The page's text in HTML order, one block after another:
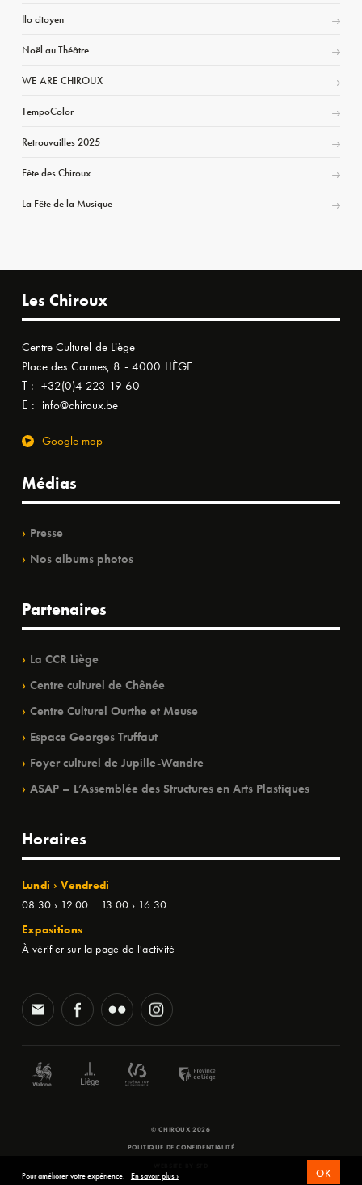
Ilo citoyen
Noël au Théâtre
WE ARE CHIROUX
TempoColor
Retrouvailles 2025
Fête des Chiroux
La Fête de la Musique
Les Chiroux
Centre Culturel de Liège
Place des Carmes, 8 - 4000 LIÈGE
T : +32(0)4 223 19 60
E : info@chiroux.be
Google map
Médias
Presse
Nos albums photos
Partenaires
La CCR Liège
Centre culturel de Chênée
Centre Culturel Ourthe et Meuse
Espace Georges Truffaut
Foyer culturel de Jupille-Wandre
ASAP – L’Assemblée des Structures en Arts Plastiques
Horaires
Lundi › Vendredi
08:30 › 12:00 | 13:00 › 16:30
Expositions
À vérifier sur la page de l'activité
© CHIROUX 2026
POLITIQUE DE CONFIDENTIALITÉ
Pour améliorer votre expérience. En savoir plus › OK